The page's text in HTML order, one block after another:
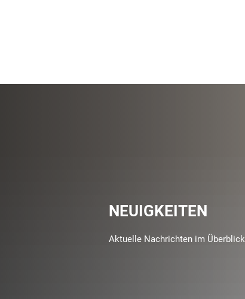
NEUIGKEITEN
Aktuelle Nachrichten im Überblick